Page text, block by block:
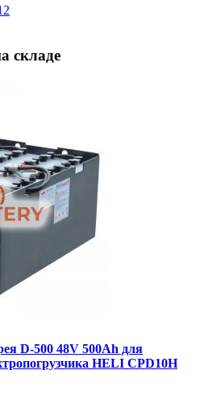
складе
D-500 48V 500Ah для
HELI CPD10H